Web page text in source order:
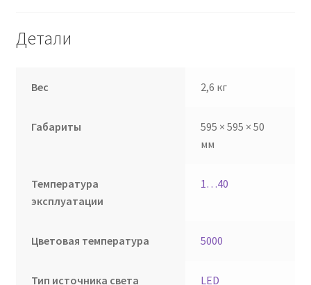
Детали
Вес 2,6 кг
Габариты
595 × 595 × 50
мм
Температура
эксплуатации
1…40
Цветовая температура 5000
Тип источника света LED